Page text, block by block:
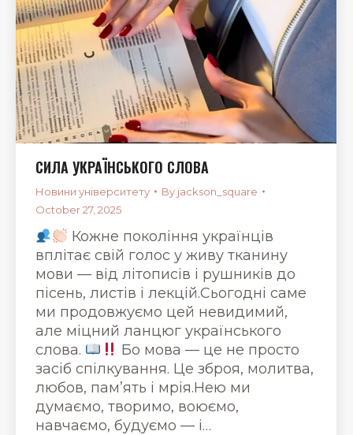
СИЛА УКРАЇНСЬКОГО СЛОВА
Новини університету By jackson_square
October 27, 2025
Кожне покоління українців
вплітає свій голос у живу тканину
мови — від літописів і рушників до
пісень, листів і лекцій.Сьогодні саме
ми продовжуємо цей невидимий,
але міцний ланцюг українського
слова.
Бо мова — це не просто
засіб спілкування. Це зброя, молитва,
любов, пам’ять і мрія.Нею ми
думаємо, творимо, воюємо,
навчаємо, будуємо — і…